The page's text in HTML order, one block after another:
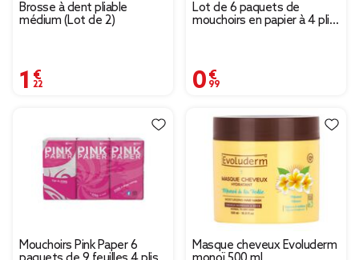
Brosse à dent pliable
médium (Lot de 2)
1,22 €
Lot de 6 paquets de
mouchoirs en papier à 4 plis
0,99 €
Mouchoirs Pink Paper 6
Masque cheveux Evoluderm